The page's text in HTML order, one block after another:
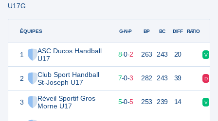
U17G
ÉQUIPES
1
ASC Ducos Handball
U17
2
Club Sport Handball
St-Joseph U17
3
Réveil Sportif Gros
Morne U17
G-N-P BP BC DIFF RATIO
25 10 8-0-2 263 243 20 V
24 7-0-3 282 243 39 D
20 5-0-5 253 239 14 V